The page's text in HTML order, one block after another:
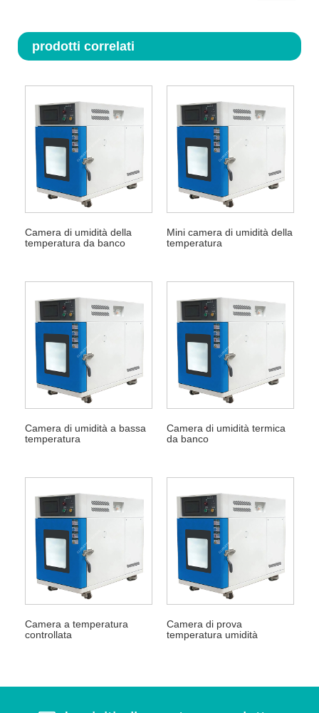
prodotti correlati
Camera di umidità della
temperatura da banco
Mini camera di umidità della
temperatura
Camera di umidità a bassa
temperatura
Camera di umidità termica
da banco
Camera a temperatura
controllata
Camera di prova
temperatura umidità